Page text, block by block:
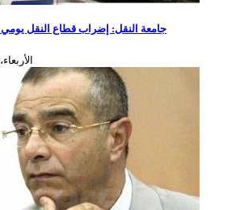
جامعة النقل: إضراب قطاع النقل يومي 25 و26 جانفي مازال قائما
الأربعاء، 28 ديسمبر، 2022 - 11:23